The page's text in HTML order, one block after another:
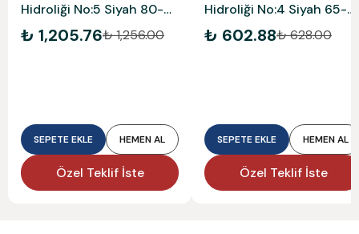
Hidroliği No:5 Siyah 80-
120 Kg
₺ 1,205.76₺ 1,256.00
SEPETE EKLE HEMEN AL
Özel Teklif İste
Hidroliği No:4 Siyah 65-
85 Kg
₺ 602.88₺ 628.00
SEPETE EKLE HEMEN AL
Özel Teklif İste